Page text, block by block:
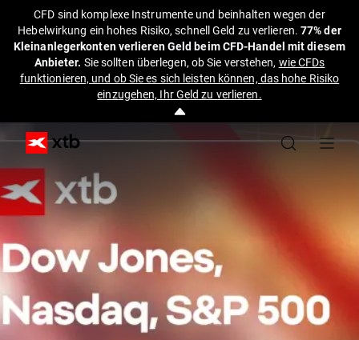
CFD sind komplexe Instrumente und beinhalten wegen der
Hebelwirkung ein hohes Risiko, schnell Geld zu verlieren.77% der
Kleinanlegerkonten verlieren Geld beim CFD-Handel mit diesem
Anbieter. Sie sollten überlegen, ob Sie verstehen, wie CFDs
funktionieren, und ob Sie es sich leisten können, das hohe Risiko
einzugehen, Ihr Geld zu verlieren.